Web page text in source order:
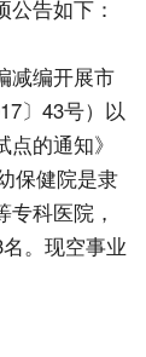
告如下：
减编开展市
〕43号）以
的通知》
保健院是隶
科医院，
。现空事业